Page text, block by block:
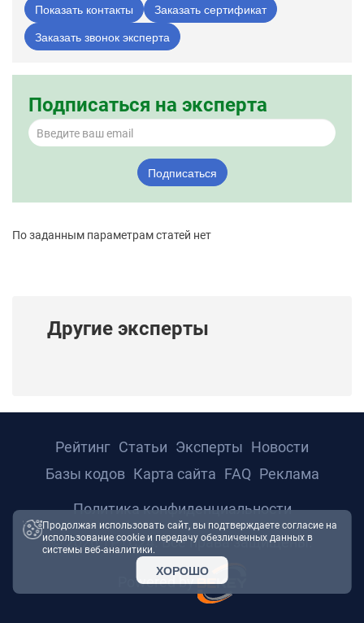
Показать контакты
Заказать сертификат
Заказать звонок эксперта
Подписаться на эксперта
Подписаться
По заданным параметрам статей нет
Другие эксперты
© 2026 ТРТС24. Все права защищены.
Powered by
Рейтинг Статьи Эксперты Новости
Базы кодов Карта сайта FAQ Реклама
Политика конфиденциальности
Продолжая использовать сайт, вы подтверждаете согласие на
использование cookie и передачу обезличенных данных в
системы веб-аналитики.
ХОРОШО